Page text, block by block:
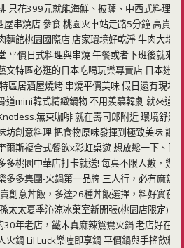
只花399元就能海鮮、披薩、中西式料理
屋串燒店 參食 桃園火車站走路5分鐘 高貴
麵館桃園國際店 店家環境好乾淨 牛肉大塊
平價日式料理與串燒 午餐或者下班後就來
文特區必逛的日本吃喝玩樂專賣店 日本迷
區居酒屋燒烤 串燒平價美味 假日還有現場
道mini韓式精緻鍋物 不用羨慕韓劇 就來這
無束咖啡 就在壽司郎附近 環境舒適
坊創意料理 把食物原味發揮到極致美味 讓
爾斯複合式餐飲x彩虹桌遊 想放鬆一下、同
多桃園中華店打卡就送! 每桌不限人數，幾
多多集團-火鍋第一品牌 三人行，必有麻辣
創意丼飯，多達26種丼飯選擇，料好實在
太太夏季沁涼冰菓室新開張(桃園店限定)
年老店，鐵木真麻辣鴛鴦火鍋 老店好在哪
火鍋 Lil Luck樂嗑即享鍋 平價鍋與手搖飲料